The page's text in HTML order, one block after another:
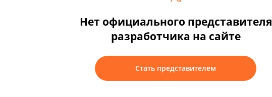
Нет официального представителя
разработчика на сайте
Стать представителем